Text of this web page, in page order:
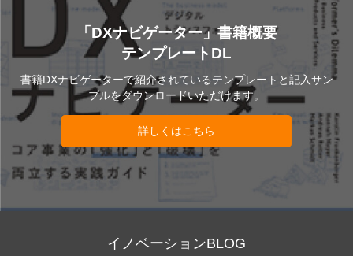
「DXナビゲーター」書籍概要
テンプレートDL
書籍DXナビゲーターで紹介されているテンプレートと記入サン
プルをダウンロードいただけます。
詳しくはこちら
イノベーションBLOG